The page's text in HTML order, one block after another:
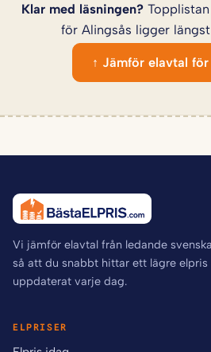
Klar med läsningen?
för Alingsås ligger
↑ Jämför elavtal
Vi jämför elavtal från ledande
så att du snabbt hittar ett lägre elpris
uppdaterat varje dag.
ELPRISER